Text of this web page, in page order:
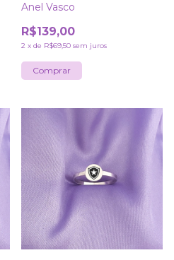
Anel Vasco
R$139,00
2 x de R$69,50 sem juros
Comprar